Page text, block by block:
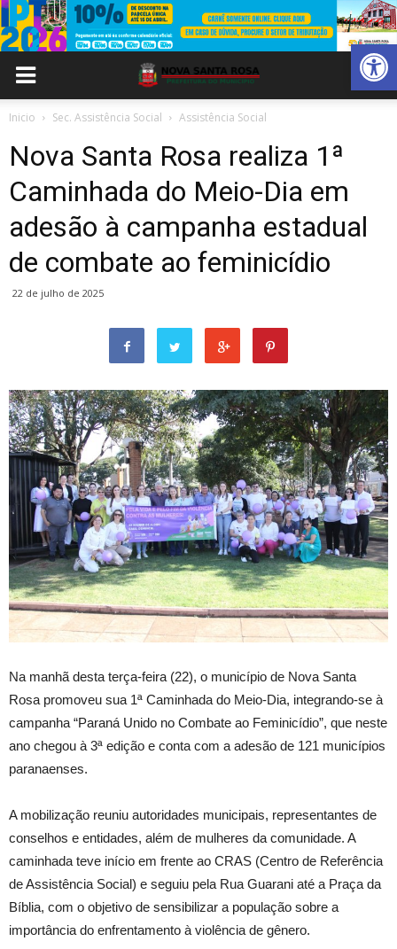
Abrir
Inicio Sec. Assistência Social Assistência Social
Nova Santa Rosa realiza 1ª
Caminhada do Meio-Dia em
adesão à campanha estadual
de combate ao feminicídio
22 de julho de 2025
Na manhã desta terça-feira (22), o município de Nova Santa
Rosa promoveu sua 1ª Caminhada do Meio-Dia, integrando-se à
campanha “Paraná Unido no Combate ao Feminicídio”, que neste
ano chegou à 3ª edição e conta com a adesão de 121 municípios
paranaenses.
A mobilização reuniu autoridades municipais, representantes de
conselhos e entidades, além de mulheres da comunidade. A
caminhada teve início em frente ao CRAS (Centro de Referência
de Assistência Social) e seguiu pela Rua Guarani até a Praça da
Bíblia, com o objetivo de sensibilizar a população sobre a
importância do enfrentamento à violência de gênero.